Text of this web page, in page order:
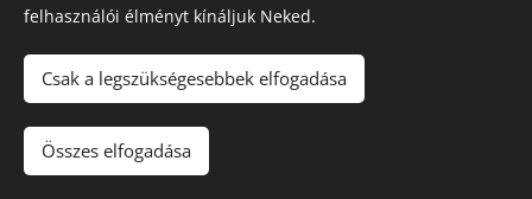
© 2025 Szent Margit Ciszterci Óvoda, Általános Iskola,
Alapfokú Művészeti Iskola és Kollégium
felhasználói élményt kínáljuk Neked.
Csak a legszükségesebbek elfogadása
Összes elfogadása